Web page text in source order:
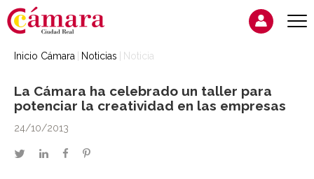
Inicio Cámara Noticias Noticia
La Cámara ha celebrado un taller para
potenciar la creatividad en las empresas
24/10/2013
twitterlinkedinfacebookpinterest